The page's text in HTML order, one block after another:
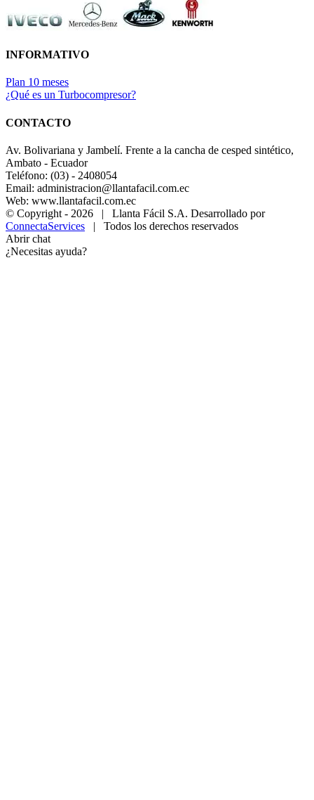
INFORMATIVO
Plan 10 meses
¿Qué es un Turbocompresor?
CONTACTO
Av. Bolivariana y Jambelí. Frente a la cancha de cesped sintético,
Ambato - Ecuador
Teléfono: (03) - 2408054
Email: administracion@llantafacil.com.ec
Web: www.llantafacil.com.ec
© Copyright - 2026 | Llanta Fácil S.A. Desarrollado por
ConnectaServices | Todos los derechos reservados
Abrir chat
¿Necesitas ayuda?